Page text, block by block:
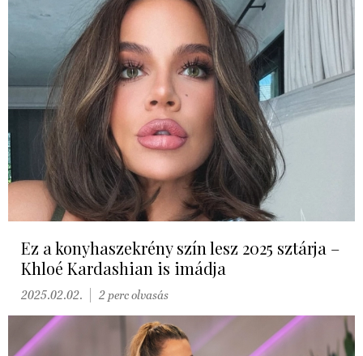
Ez a konyhaszekrény szín lesz 2025 sztárja –
Khloé Kardashian is imádja
2025.02.02. 2 perc olvasás